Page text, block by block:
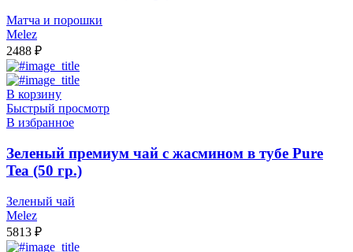
Матча и порошки
Melez
2488 ₽
В корзину
Быстрый просмотр
В избранное
Зеленый премиум чай с жасмином в тубе Pure
Tea (50 гр.)
Зеленый чай
Melez
5813 ₽